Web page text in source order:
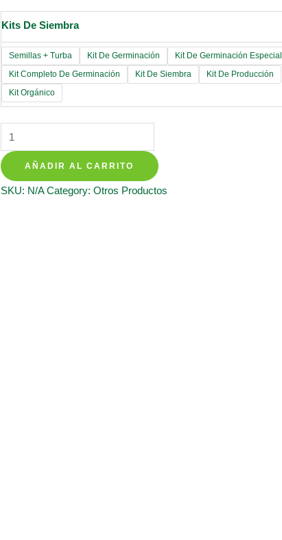
Kits De Siembra
Semillas + Turba Kit De Germinación
Kit De Germinación Especial
Kit Completo De Germinación
Kit De Siembra
Kit De Producción
Kit Orgánico
Kits
De
Siembra
Para
AÑADIR AL CARRITO
SKU: N/A Category: Otros Productos